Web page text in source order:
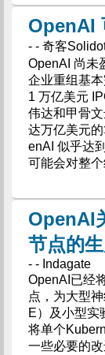
OpenAI
- - 奇客
OpenAI 尚未
企业重组基
1 万亿美元
伟达和甲骨
达万亿美元
enAI 似乎达
可能会对整
OpenAI
节点的
- - Indagate
OpenAI已经
点，为大型
E）及小型实
将单个
一些必要的